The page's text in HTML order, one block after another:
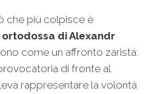
che più colpisce è
di Alexandr
come un affronto zarista:
di fronte al
rappresentare la volontà